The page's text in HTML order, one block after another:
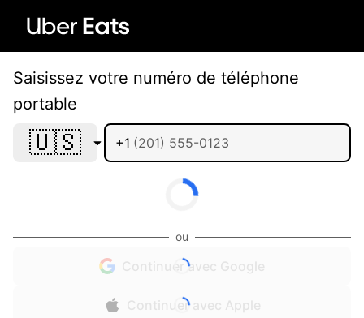
Saisissez votre numéro de téléphone
portable
🇺🇸 +1
ou
Continuer avec Google
Continuer avec Apple